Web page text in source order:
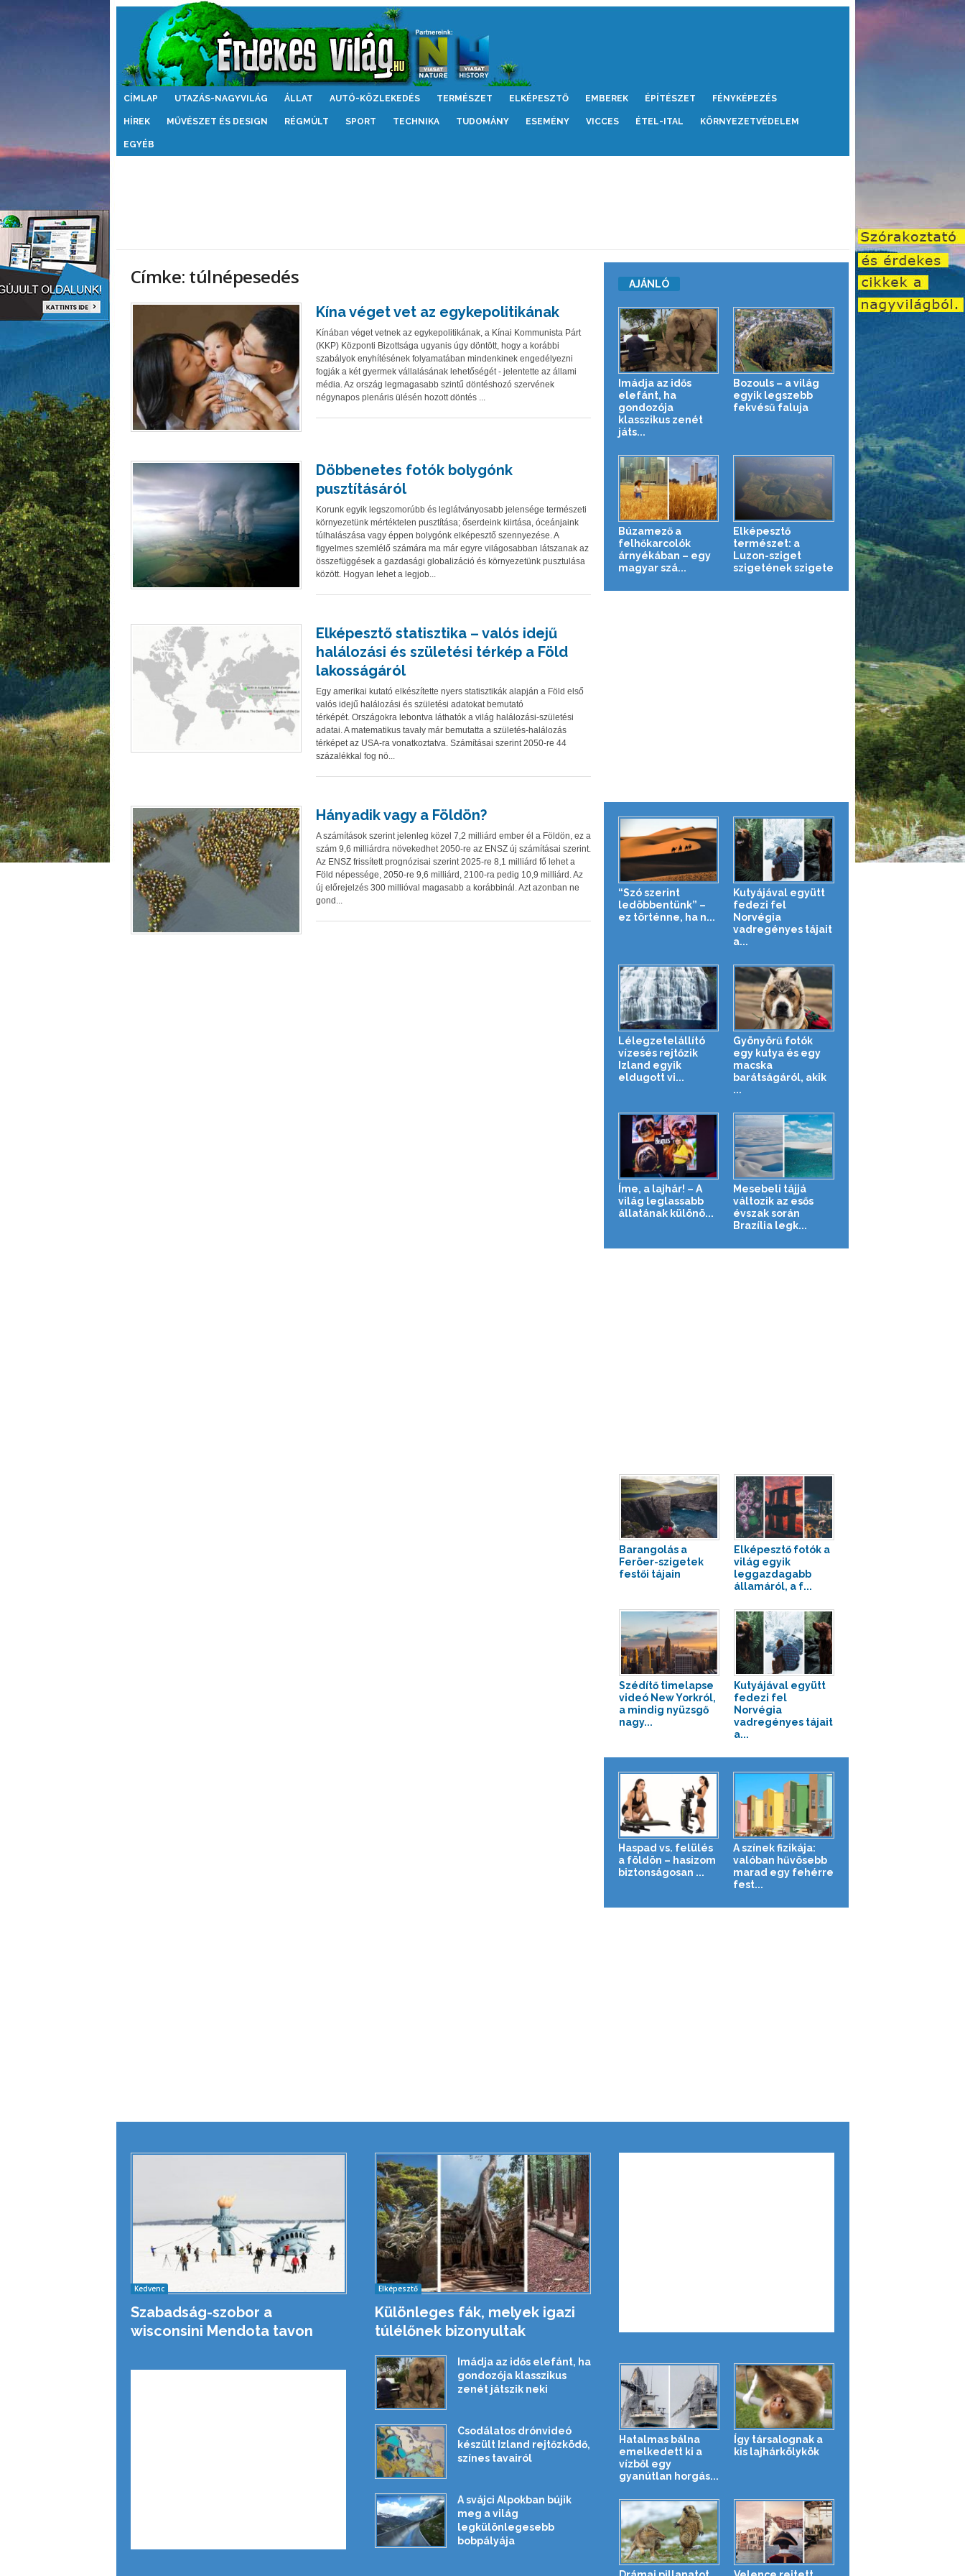
Érdekes
CÍMLAP UTAZÁS-NAGYVILÁG ÁLLAT AUTÓ-KÖZLEKEDÉS TERMÉSZET ELKÉPESZTŐ EMBEREK ÉPÍTÉSZET FÉNYKÉPEZÉS
HÍREK MŰVÉSZET ÉS DESIGN RÉGMÚLT SPORT TECHNIKA TUDOMÁNY ESEMÉNY VICCES ÉTEL-ITAL KÖRNYEZETVÉDELEM
EGYÉB
Címke: túlnépesedés
Kína véget vet az egykepolitikának
Kínában véget vetnek az egykepolitikának, a Kínai Kommunista Párt
(KKP) Központi Bizottsága ugyanis úgy döntött, hogy a korábbi
szabályok enyhítésének folyamatában mindenkinek engedélyezni
fogják a két gyermek vállalásának lehetőségét - jelentette az állami
média. Az ország legmagasabb szintű döntéshozó szervének
négynapos plenáris ülésén hozott döntés ...
Döbbenetes fotók bolygónk
pusztításáról
Korunk egyik legszomorúbb és leglátványosabb jelensége természeti
környezetünk mértéktelen pusztítása; őserdeink kiirtása, óceánjaink
túlhalászása vagy éppen bolygónk elképesztő szennyezése. A
figyelmes szemlélő számára ma már egyre világosabban látszanak az
összefüggések a gazdasági globalizáció és környezetünk pusztulása
között. Hogyan lehet a legjob...
Elképesztő statisztika – valós idejű
halálozási és születési térkép a Föld
lakosságáról
Egy amerikai kutató elkészítette nyers statisztikák alapján a Föld első
valós idejű halálozási és születési adatokat bemutató
térképét. Országokra lebontva láthatók a világ halálozási-születési
adatai. A matematikus tavaly már bemutatta a születés-halálozás
térképet az USA-ra vonatkoztatva. Számításai szerint 2050-re 44
százalékkal fog nö...
Hányadik vagy a Földön?
A számítások szerint jelenleg közel 7,2 milliárd ember él a Földön, ez a
szám 9,6 milliárdra növekedhet 2050-re az ENSZ új számításai szerint.
Az ENSZ frissített prognózisai szerint 2025-re 8,1 milliárd fő lehet a
Föld népessége, 2050-re 9,6 milliárd, 2100-ra pedig 10,9 milliárd. Az
új előrejelzés 300 millióval magasabb a korábbinál. Azt azonban ne
gond...
AJÁNLÓ
Imádja az idős
elefánt, ha
gondozója
klasszikus zenét
játs...
Bozouls – a világ
egyik legszebb
fekvésű faluja
Búzamező a
felhőkarcolók
árnyékában – egy
magyar szá...
Elképesztő
természet: a
Luzon-sziget
szigetének szigete
“Szó szerint
ledöbbentünk” –
ez történne, ha n...
Kutyájával együtt
fedezi fel
Norvégia
vadregényes tájait
a...
Lélegzetelállító
vízesés rejtőzik
Izland egyik
eldugott vi...
Gyönyörű fotók
egy kutya és egy
macska
barátságáról, akik
...
Íme, a lajhár! – A
világ leglassabb
állatának különö...
Mesebeli tájjá
változik az esős
évszak során
Brazília legk...
Barangolás a
Feröer-szigetek
festői tájain
Elképesztő fotók a
világ egyik
leggazdagabb
államáról, a f...
Szédítő timelapse
videó New Yorkról,
a mindig nyüzsgő
nagy...
Kutyájával együtt
fedezi fel
Norvégia
vadregényes tájait
a...
Haspad vs. felülés
a földön – hasizom
biztonságosan ...
A színek fizikája:
valóban hűvösebb
marad egy fehérre
fest...
Kedvenc
Szabadság-szobor a
wisconsini Mendota tavon
Elképesztő
Különleges fák, melyek igazi
túlélőnek bizonyultak
Imádja az idős elefánt, ha
gondozója klasszikus
zenét játszik neki
Csodálatos drónvideó
készült Izland rejtőzködő,
színes tavairól
A svájci Alpokban bújik
meg a világ
legkülönlegesebb
bobpályája
Hatalmas bálna
emelkedett ki a
vízből egy
gyanútlan horgás...
Így társalognak a
kis lajhárkölykök